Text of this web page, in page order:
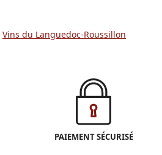
Vins du Languedoc-Roussillon
PAIEMENT SÉCURISÉ